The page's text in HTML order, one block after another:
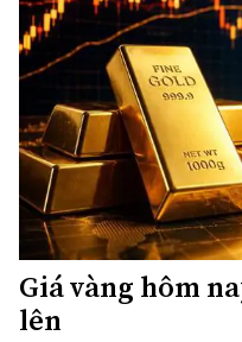
Giá vàng hôm
lên